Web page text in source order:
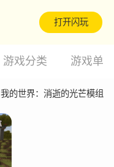
打开闪玩
游戏分类 游戏单
我的世界：消逝的光芒模组